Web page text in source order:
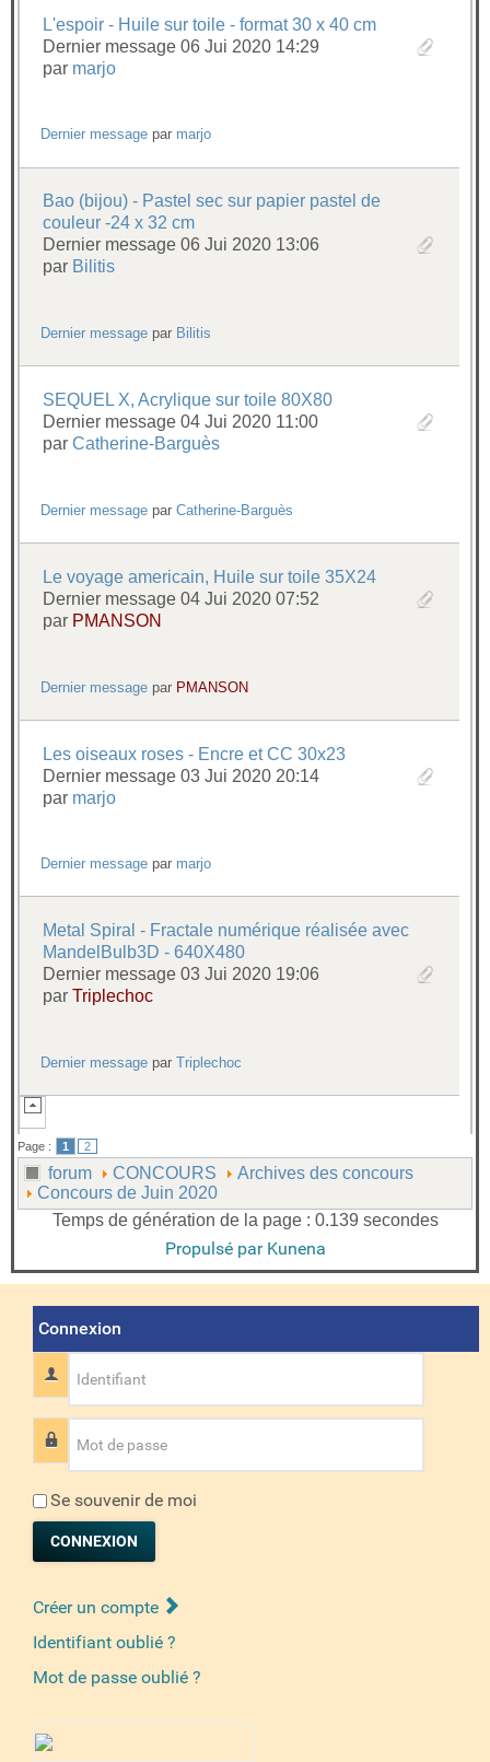
L'espoir - Huile sur toile - format 30 x 40 cm
Dernier message 06 Jui 2020 14:29
par marjo
Dernier message par marjo
Bao (bijou) - Pastel sec sur papier pastel de
couleur -24 x 32 cm
Dernier message 06 Jui 2020 13:06
par Bilitis
Dernier message par Bilitis
SEQUEL X, Acrylique sur toile 80X80
Dernier message 04 Jui 2020 11:00
par Catherine-Barguès
Dernier message parCatherine-Barguès
Le voyage americain, Huile sur toile 35X24
Dernier message 04 Jui 2020 07:52
par PMANSON
Dernier message par PMANSON
Les oiseaux roses - Encre et CC 30x23
Dernier message 03 Jui 2020 20:14
par marjo
Dernier message par marjo
Metal Spiral - Fractale numérique réalisée avec
MandelBulb3D - 640X480
Dernier message 03 Jui 2020 19:06
par Triplechoc
Dernier message parTriplechoc
Page : 1 2
forum CONCOURS
Archives des concours
Concours de Juin 2020
Temps de génération de la page : 0.139 secondes
Propulsé par Kunena
Connexion
Identifiant
Mot de passe
Se souvenir de moi
CONNEXION
Créer un compte
Identifiant oublié ?
Mot de passe oublié ?